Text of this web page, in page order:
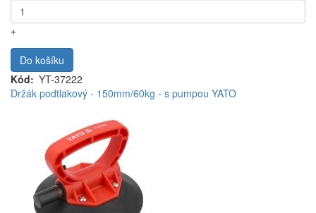
+
Do košíku
Kód
YT-37222
Držák podtlakový - 150mm/60kg - s pumpou YATO